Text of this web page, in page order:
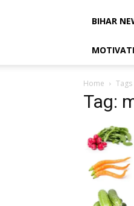
BIHAR
Home Tags
Tag: